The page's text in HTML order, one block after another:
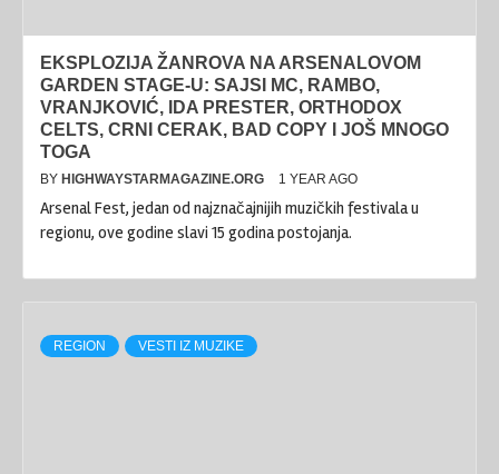
EKSPLOZIJA ŽANROVA NA ARSENALOVOM
GARDEN STAGE-U: SAJSI MC, RAMBO,
VRANJKOVIĆ, IDA PRESTER, ORTHODOX
CELTS, CRNI CERAK, BAD COPY I JOŠ MNOGO
TOGA
BY HIGHWAYSTARMAGAZINE.ORG 1 YEAR AGO
Arsenal Fest, jedan od najznačajnijih muzičkih festivala u
regionu, ove godine slavi 15 godina postojanja.
REGION VESTI IZ MUZIKE